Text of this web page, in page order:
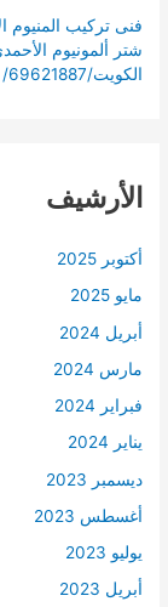
شتر ألمونيوم
الكويت/69621887/ فنى مطابخ ألمنيوم / فنى المنيوم الكويت
الأرشيف
أكتوبر 2025
مايو 2025
أبريل 2024
مارس 2024
فبراير 2024
يناير 2024
ديسمبر 2023
أغسطس 2023
يوليو 2023
أبريل 2023